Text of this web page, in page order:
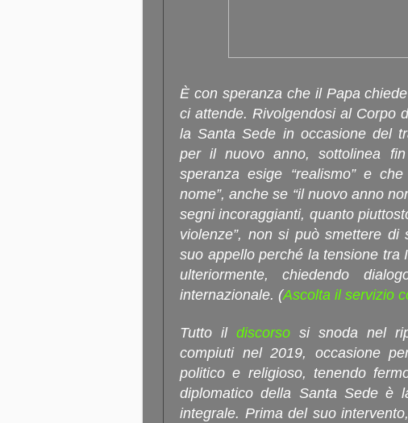
È con speranza che il Papa
ci attende. Rivolgendosi al Corpo
la Santa Sede in occasione del
per il nuovo anno, sottolinea
speranza esige “realismo” e
nome”, anche se “il nuovo anno
segni incoraggianti, quanto
violenze”, non si può smettere di
suo appello perché la tensione tra
ulteriormente, chiedendo
internazionale. (Ascolta il servizio
Tutto il discorso si snoda nel
compiuti nel 2019, occasione
politico e religioso, tenendo
diplomatico della Santa Sede è
integrale. Prima del suo